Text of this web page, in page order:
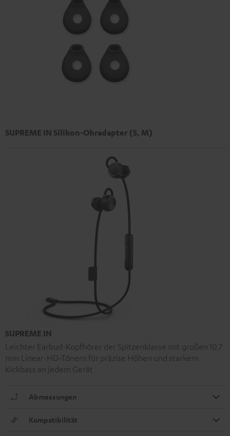
SUPREME IN Silikon-Ohradapter (S, M)
SUPREME IN
Leichter Earbud-Kopfhörer der Spitzenklasse mit großen 10,7
mm Linear-HD-Tönern für präzise Höhen und starkem
Kickbass an jedem Gerät
Abmessungen
Kompatibilität